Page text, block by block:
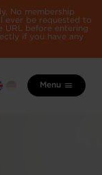
No membership
ever be requested to
URL before entering
if you have any
Menu